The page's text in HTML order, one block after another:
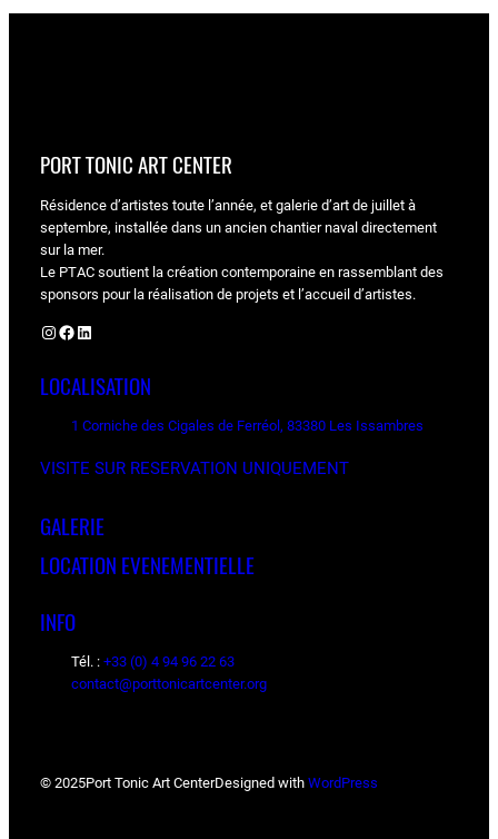
PORT TONIC ART CENTER
Résidence d’artistes toute l’année, et galerie d’art de juillet à
septembre, installée dans un ancien chantier naval directement
sur la mer.
Le PTAC soutient la création contemporaine en rassemblant des
sponsors pour la réalisation de projets et l’accueil d’artistes.
Instagram Facebook LinkedIn
LOCALISATION
1 Corniche des Cigales de Ferréol, 83380 Les Issambres
VISITE SUR RESERVATION UNIQUEMENT
GALERIE
LOCATION EVENEMENTIELLE
INFO
Tél. : +33 (0) 4 94 96 22 63
contact@porttonicartcenter.org
© 2025Port Tonic Art CenterDesigned with WordPress